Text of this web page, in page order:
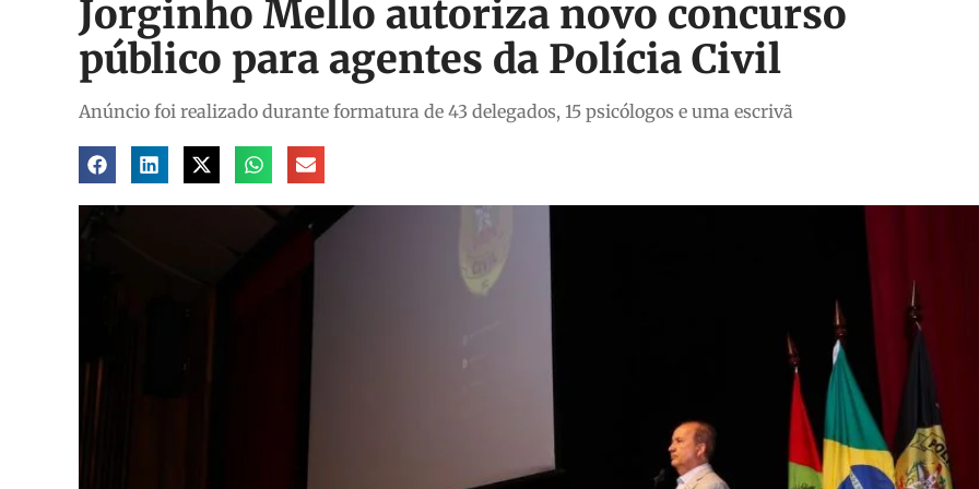
Jorginho Mello autoriza novo concurso
público para agentes da Polícia Civil
Anúncio foi realizado durante formatura de 43 delegados, 15 psicólogos e uma escrivã